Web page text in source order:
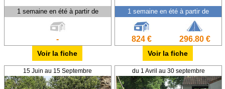
1 semaine en été à partir de
-
Voir la fiche
1 semaine en été à partir de
824 € 296.80 €
Voir la fiche
15 Juin au 15 Septembre du 1 Avril au 30 septembre